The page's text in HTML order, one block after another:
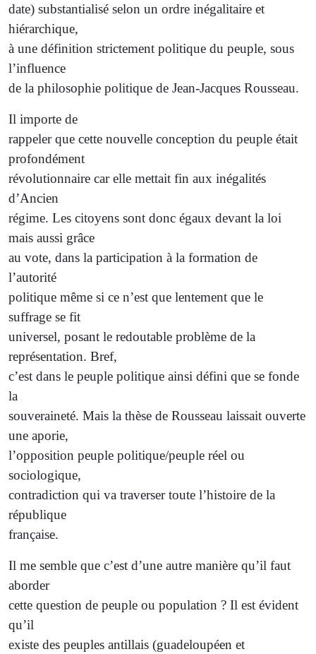
date) substantialisé selon un ordre inégalitaire et
hiérarchique,
à une définition strictement politique du peuple, sous
l’influence
de la philosophie politique de Jean-Jacques Rousseau.
Il importe de
rappeler que cette nouvelle conception du peuple était
profondément
révolutionnaire car elle mettait fin aux inégalités
d’Ancien
régime. Les citoyens sont donc égaux devant la loi
mais aussi grâce
au vote, dans la participation à la formation de
l’autorité
politique même si ce n’est que lentement que le
suffrage se fit
universel, posant le redoutable problème de la
représentation. Bref,
c’est dans le peuple politique ainsi défini que se fonde
la
souveraineté. Mais la thèse de Rousseau laissait ouverte
une aporie,
l’opposition peuple politique/peuple réel ou
sociologique,
contradiction qui va traverser toute l’histoire de la
république
française.
Il me semble que c’est d’une autre manière qu’il faut
aborder
cette question de peuple ou population ? Il est évident
qu’il
existe des peuples antillais (guadeloupéen et